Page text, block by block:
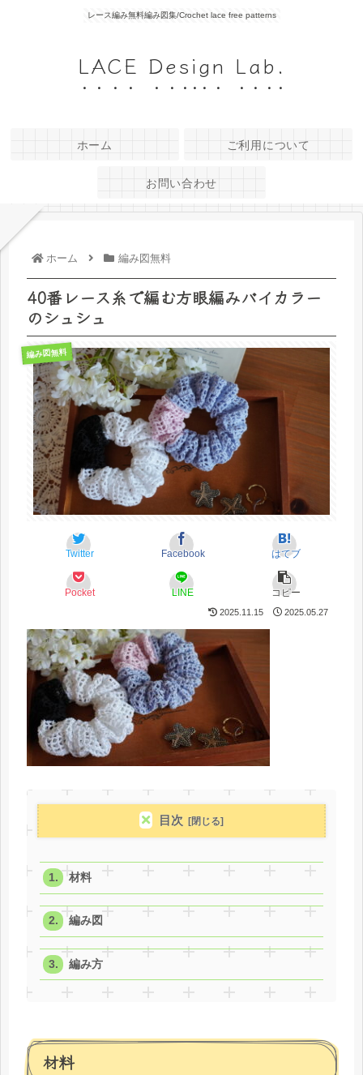
レース編み無料編み図集/Crochet lace free patterns
LACE Design Lab.
ホーム ご利用について
お問い合わせ
ホーム 編み図無料
40番レース糸で編む方眼編みバイカラー
のシュシュ
編み図無料
Twitter Facebook はてブ
Pocket LINE コピー
2025.11.15 2025.05.27
目次
材料
編み図
編み方
材料